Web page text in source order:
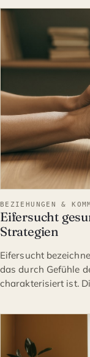
BEZIEHUNGEN &
Eifersucht
Strategien
Eifersucht
das durch Gefühle
charakterisiert ist.